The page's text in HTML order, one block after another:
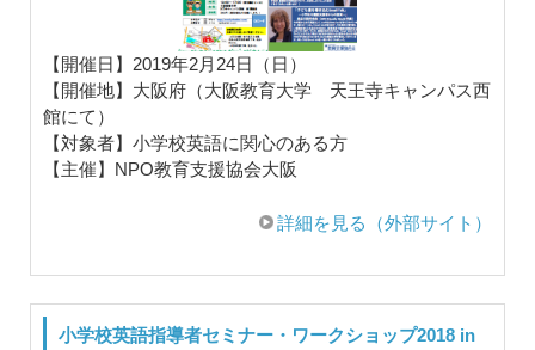
【開催日】2019年2月24日（日）
【開催地】大阪府（大阪教育大学 天王寺キャンパス西
館にて）
【対象者】小学校英語に関心のある方
【主催】NPO教育支援協会大阪
詳細を見る（外部サイト）
小学校英語指導者セミナー・ワークショップ2018 in